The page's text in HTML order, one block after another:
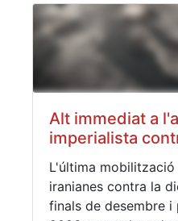
Alt immediat a
imperialista
L'última mobilització
iranianes contra la
finals de desembre